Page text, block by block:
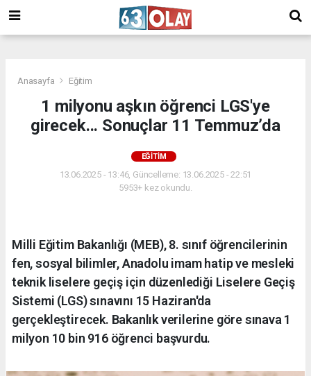
Anasayfa Eğitim
1 milyonu aşkın öğrenci LGS'ye
girecek... Sonuçlar 11 Temmuz’da
EĞITIM
13.06.2025 - 13:46, Güncelleme: 13.06.2025 - 22:51
5953+ kez okundu.
Milli Eğitim Bakanlığı (MEB), 8. sınıf öğrencilerinin
fen, sosyal bilimler, Anadolu imam hatip ve mesleki
teknik liselere geçiş için düzenlediği Liselere Geçiş
Sistemi (LGS) sınavını 15 Haziran'da
gerçekleştirecek. Bakanlık verilerine göre sınava 1
milyon 10 bin 916 öğrenci başvurdu.